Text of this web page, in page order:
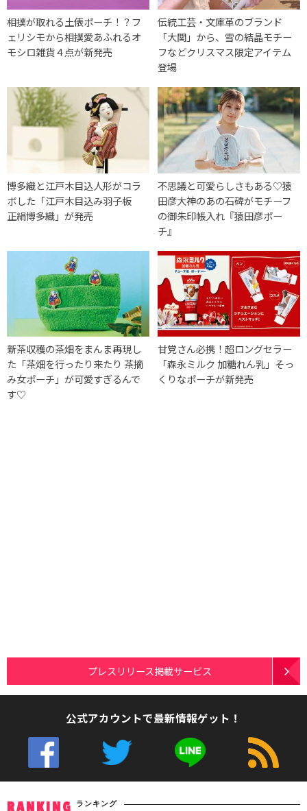
相撲が取れる土俵ポーチ！？フ
ェリシモから相撲愛あふれるオ
モシロ雑貨４点が新発売
伝統工芸・文庫革のブランド
「大関」から、雪の結晶モチー
フなどクリスマス限定アイテム
登場
博多織と江戸木目込人形がコラ
ボした「江戸木目込み羽子板
正絹博多織」が発売
不思議と可愛らしさもある♡猿
田彦大神のあの石碑がモチーフ
の御朱印帳入れ『猿田彦ポー
チ』
新茶収穫の茶畑をまんま再現し
た「茶畑を行ったり来たり 茶摘
み女ポーチ」が可愛すぎるんで
す♡
甘党さん必携！超ロングセラー
「森永ミルク 加糖れん乳」そっ
くりなポーチが新発売
プレスリリース掲載サービス
公式アカウントで最新情報ゲット！
ランキング